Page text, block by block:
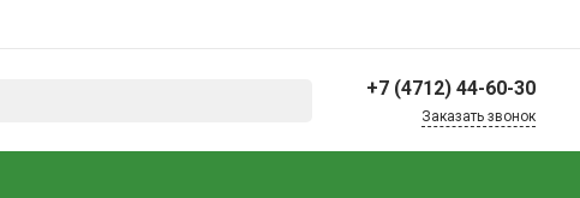
+7 (4712) 44-60-30
Заказать звонок